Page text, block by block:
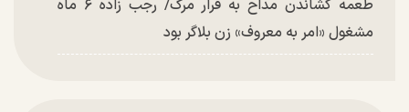
طعمه کشاندن مداح به قرار مرگ/ رجب زاده ۶ ماه
مشغول «امر به معروف» زن بلاگر بود